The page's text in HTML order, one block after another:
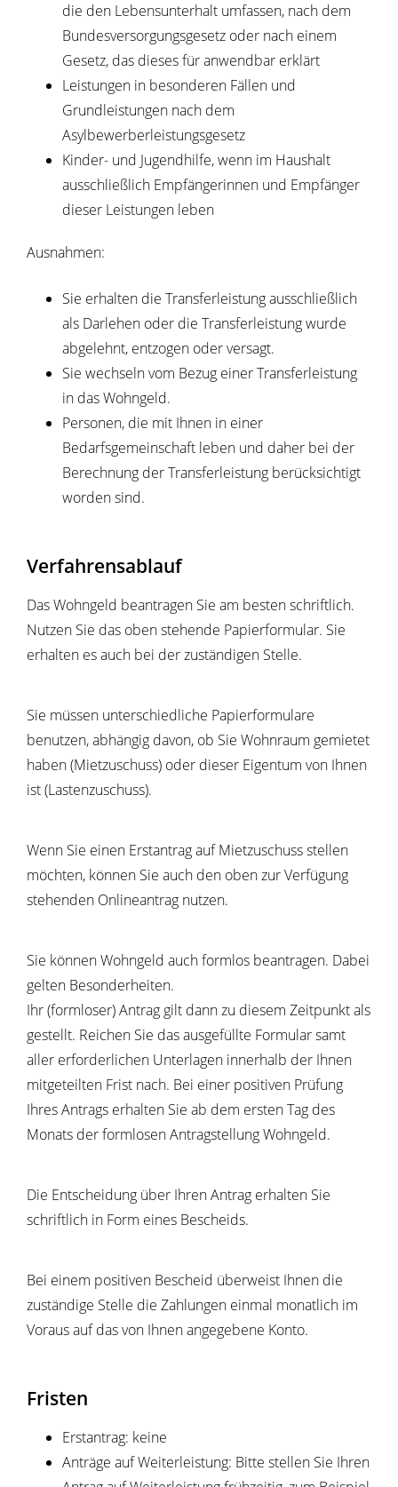
die den Lebensunterhalt umfassen, nach dem
Bundesversorgungsgesetz oder nach einem
Gesetz, das dieses für anwendbar erklärt
Leistungen in besonderen Fällen und
Grundleistungen nach dem
Asylbewerberleistungsgesetz
Kinder- und Jugendhilfe, wenn im Haushalt
ausschließlich Empfängerinnen und Empfänger
dieser Leistungen leben
Ausnahmen:
Sie erhalten die Transferleistung ausschließlich
als Darlehen oder die Transferleistung wurde
abgelehnt, entzogen oder versagt.
Sie wechseln vom Bezug einer Transferleistung
in das Wohngeld.
Personen, die mit Ihnen in einer
Bedarfsgemeinschaft leben und daher bei der
Berechnung der Transferleistung berücksichtigt
worden sind.
Verfahrensablauf
Das Wohngeld beantragen Sie am besten schriftlich.
Nutzen Sie das oben stehende Papierformular. Sie
erhalten es auch bei der zuständigen Stelle.
Sie müssen unterschiedliche Papierformulare
benutzen, abhängig davon, ob Sie Wohnraum gemietet
haben (Mietzuschuss) oder dieser Eigentum von Ihnen
ist (Lastenzuschuss).
Wenn Sie einen Erstantrag auf Mietzuschuss stellen
möchten, können Sie auch den oben zur Verfügung
stehenden Onlineantrag nutzen.
Sie können Wohngeld auch formlos beantragen. Dabei
gelten Besonderheiten.
Ihr (formloser) Antrag gilt dann zu diesem Zeitpunkt als
gestellt. Reichen Sie das ausgefüllte Formular samt
aller erforderlichen Unterlagen innerhalb der Ihnen
mitgeteilten Frist nach. Bei einer positiven Prüfung
Ihres Antrags erhalten Sie ab dem ersten Tag des
Monats der formlosen Antragstellung Wohngeld.
Die Entscheidung über Ihren Antrag erhalten Sie
schriftlich in Form eines Bescheids.
Bei einem positiven Bescheid überweist Ihnen die
zuständige Stelle die Zahlungen einmal monatlich im
Voraus auf das von Ihnen angegebene Konto.
Fristen
Erstantrag: keine
Anträge auf Weiterleistung: Bitte stellen Sie Ihren